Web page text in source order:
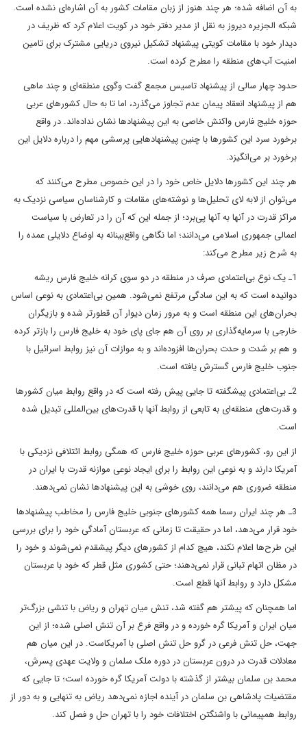
به آن اضافه شده؛ هر چند هنوز از زبان مقامات کشور به آن اشاره‌ای نشده است.
شبکه الجزیره دیروز به نقل از مدیر دفتر خود در کویت اعلام کرد که ظریف در
دیدار خود با مقامات کویتی پیشنهاد تشکیل نیروی دریایی مشترک برای تامین
امنیت آب‌های منطقه را مطرح کرده است.
حدود چهار سالی از پیشنهاد تاسیس مجمع گفت وگوی منطقه‌ای و چند ماهی
هم از پیشنهاد انعقاد پیمان عدم تجاوز می‌گذرد، اما تا به حال کشورهای عربی
حوزه خلیج فارس واکنش خاصی به این پیشنهادها نشان نداده‌اند. در واقع
برخورد سرد این کشورها با چنین پیشنهادهایی پرسشی مهم را درباره دلایل این
برخورد بر می‌انگیزد.
هر چند این کشورها دلایل خاص خود را در این خصوص مطرح می‌کنند که
می‌توان از لابه لای تحلیل‌ها و نوشته‌های مقامات و کارشناسان سیاسی نزدیک به
مراکز قدرت در آنها به آنها پی‌برد؛ از جمله این که آن را در تعارض با سیاست
اعمالی جمهوری اسلامی می‌دانند؛ اما نگاهی واقع‌بینانه به اوضاع دلایلی عمده را
به شرح زیر مطرح می‌کند:
1ـ یک نوع بی‌اعتمادی صرف در منطقه در دو سوی کرانه خلیج فارس ریشه
دوانیده است که به این سادگی مرتفع نمی‌شود. همین بی‌اعتمادی به نوعی اساس
بحران‌های این منطقه است و به مرور زمان دیوار آن قطورتر شده و بازیگران
خارجی با سرمایه‌گذاری بر روی آن هم جای پای خود به خلیج فارس را بازتر کرده
و هم بر شدت و حدت بحران‌ها افزوده‌‌اند و به موازات آن نیز روابط اسرائیل با
جنوب خلیج فارس گسترش یافته است.
2ـ بی‌اعتمادی پیشگفته تا جایی پیش رفته است که در واقع روابط میان کشورها
و قدرت‌های منطقه‌ای به تابعی از روابط آنها با قدرت‌های بین‌المللی تبدیل شده
است.
از این رو، کشورهای عربی حوزه خلیج فارس که همگی روابط ائتلافی نزدیکی با
آمریکا دارند و به نوعی این روابط را برای ایجاد نوعی موازنه قدرت با ایران در
منطقه ضروری هم می‌دانند، روی خوشی به این پیشنهادها نشان نمی‌دهند.
3ـ هر چند ایران رسما همه کشورهای جنوبی خلیج فارس را مخاطب پیشنهادها
خود قرار می‌دهد، اما در حقیقت تا زمانی که عربستان آمادگی خود را برای بررسی
این طرح‌ها اعلام نکند، هیچ کدام از کشورهای دیگر پیشقدم نمی‌شوند و خود را
در مظان اتهام تبانی قرار نمی‌دهند؛ حتی کشوری مثل قطر که خود با عربستان
مشکل دارد و روابط آنها قطع است.
اما همچنان که پیشتر هم گفته شد، تنش میان تهران و ریاض با تنشی بزرگ‌تر
میان ایران و آمریکا گره خورده و در واقع فرع بر آن تنش اصلی شده؛ از این
جهت، حل تنش فرعی در گرو حل تنش اصلی با آمریکاست. در این میان هم
معادلات قدرت در درون عربستان در دوره ملک سلمان و ولایت عهدی پسرش،
محمد بن سلمان بیشتر از گذشته با دولت آمریکا گره خورده است؛ تا جایی که
مقتضیات پادشاهی بن سلمان در آینده اجازه نمی‌دهد ریاض به تنهایی و به دور از
روابط همپیمانی با واشنگتن اختلافات خود را با تهران حل و فصل کند.